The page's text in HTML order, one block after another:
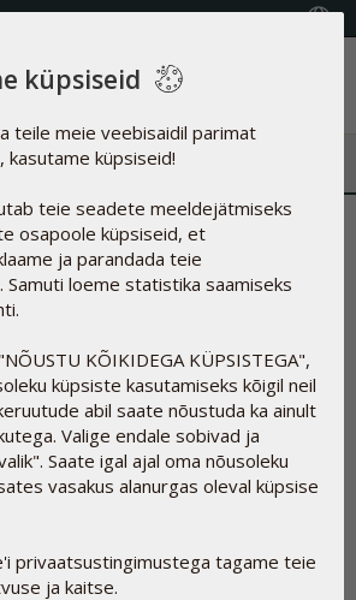
TOIDULISANDID
immuunsüsteemi
taimse D-
Pärlid Phyto on 100% taimne D-
mis toetab immuunsust ja sobib
küpsiseid
teile meie veebisaidil parimat
küpsiseid!
teie seadete meeldejätmiseks
osapoole küpsiseid, et
ja parandada teie
Samuti loeme statistika saamiseks
KÕIKIDEGA KÜPSISTEGA",
küpsiste kasutamiseks kõigil neil
abil saate nõustuda ka ainult
Valige endale sobivad ja
Saate igal ajal oma nõusoleku
vasakus alanurgas oleval küpsise
privaatsustingimustega tagame teie
ja kaitse.